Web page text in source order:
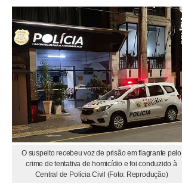
O suspeito recebeu voz de prisão em flagrante pelo
crime de tentativa de homicídio e foi conduzido à
Central de Polícia Civil (Foto: Reprodução)